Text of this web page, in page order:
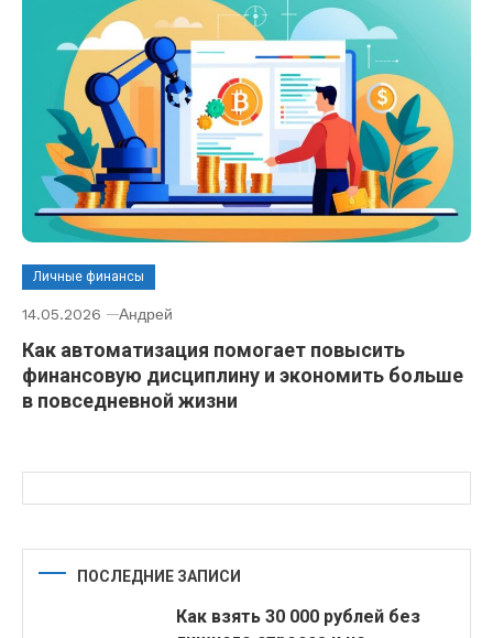
Личные финансы
14.05.2026 Андрей
Как автоматизация помогает повысить
финансовую дисциплину и экономить больше
в повседневной жизни
ПОСЛЕДНИЕ ЗАПИСИ
Как взять 30 000 рублей без